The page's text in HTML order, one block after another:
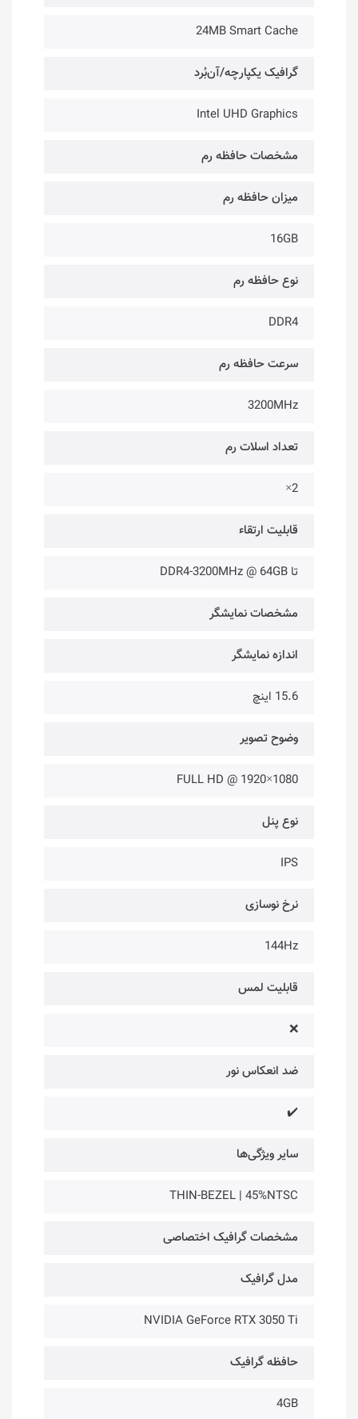
24MB Smart Cache
گرافیک یکپارچه/آن‌بُرد
Intel UHD Graphics
مشخصات حافظه رم
میزان حافظه رم
16GB
نوع حافظه رم
DDR4
سرعت حافظه رم
3200MHz
تعداد اسلات رم
2×
قابلیت ارتقاء
تا DDR4-3200MHz @ 64GB
مشخصات نمایشگر
اندازه نمایشگر
15.6 اینچ
وضوح تصویر
1080×1920 @ FULL HD
نوع پنل
IPS
نرخ نوسازی
144Hz
قابلیت لمس
❌
ضد انعکاس نور
✔️
سایر ویژگی‌ها
THIN-BEZEL | 45%NTSC
مشخصات گرافیک اختصاصی
مدل گرافیک
NVIDIA GeForce RTX 3050 Ti
حافظه گرافیک
4GB